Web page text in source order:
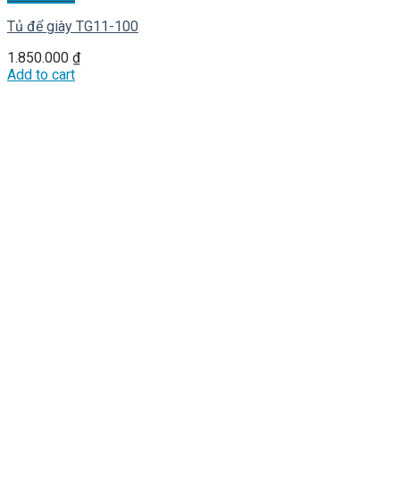
Tủ để giày TG11-100
1.850.000 ₫
Add to cart